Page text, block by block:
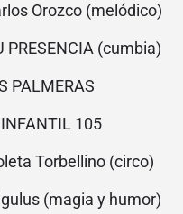
Orozco (melódico)
PRESENCIA (cumbia)
PALMERAS
105
Torbellino (circo)
(magia y humor)